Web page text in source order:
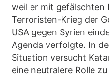
weil er mit gefälschten
Terroristen-Krieg der
USA gegen Syrien
Agenda verfolgte. In
Situation versucht
eine neutralere Rolle